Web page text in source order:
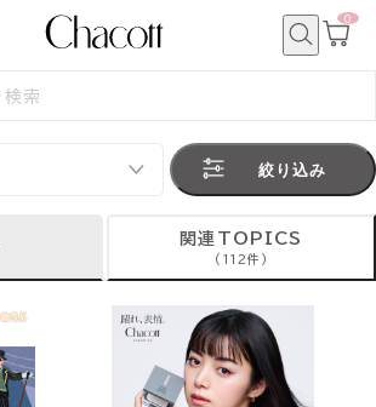
カ
0
絞り込み
関連TOPICS
(112件)